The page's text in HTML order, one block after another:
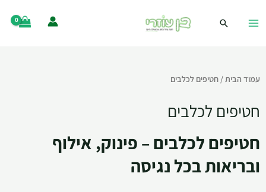
עמוד הבית/ חטיפים לכלבים
חטיפים לכלבים
חטיפים לכלבים – פינוק, אילוף
ובריאות בכל נגיסה